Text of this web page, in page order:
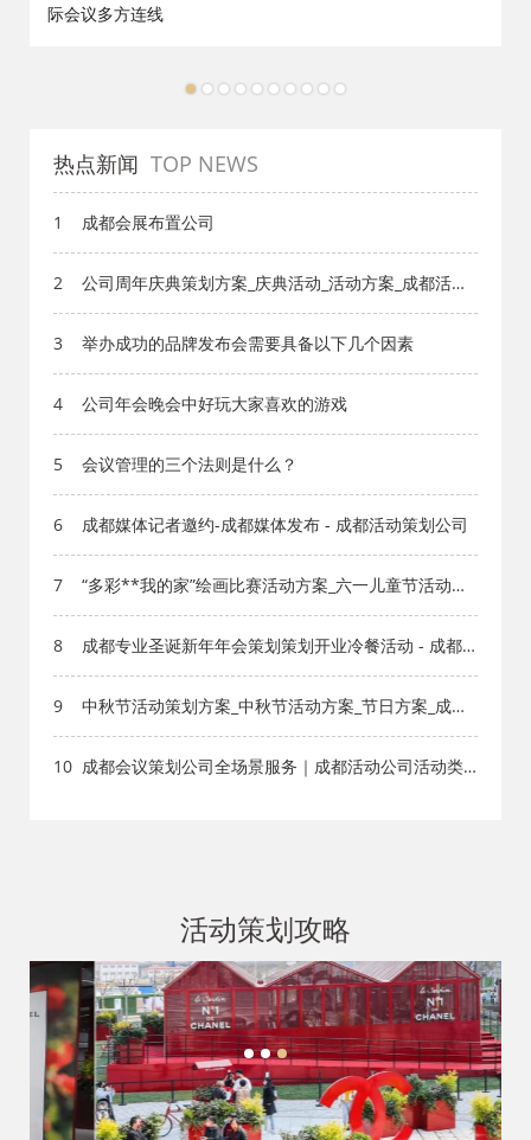
际会议多方连线
5 6 7 8 9 10
热点新闻 TOP NEWS
1 成都会展布置公司
2
公司周年庆典策划方案_庆典活动_活动方案_成都活动
3
举办成功的品牌发布会需要具备以下几个因素
4 公司年会晚会中好玩大家喜欢的游戏
5 会议管理的三个法则是什么？
6 成都媒体记者邀约-成都媒体发布 - 成都活动策划公司
7
“多彩**我的家”绘画比赛活动方案_六一儿童节活动方
文档网
8
成都专业圣诞新年年会策划策划开业冷餐活动 - 成都
9
中秋节活动策划方案_中秋节活动方案_节日方案_成都
10 成都会议策划公司全场景服务｜成都活动公司活动类
活动策划攻略
1 2 3